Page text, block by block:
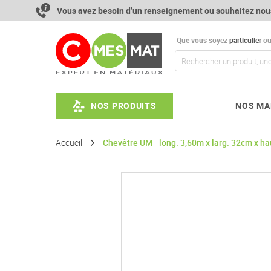
contenu
Vous avez besoin d’un renseignement ou souhaitez
Que vous soyezparticulierou
NOS PRODUITS NOS
Accueil Chevêtre UM - long. 3,60m x larg. 32cm x